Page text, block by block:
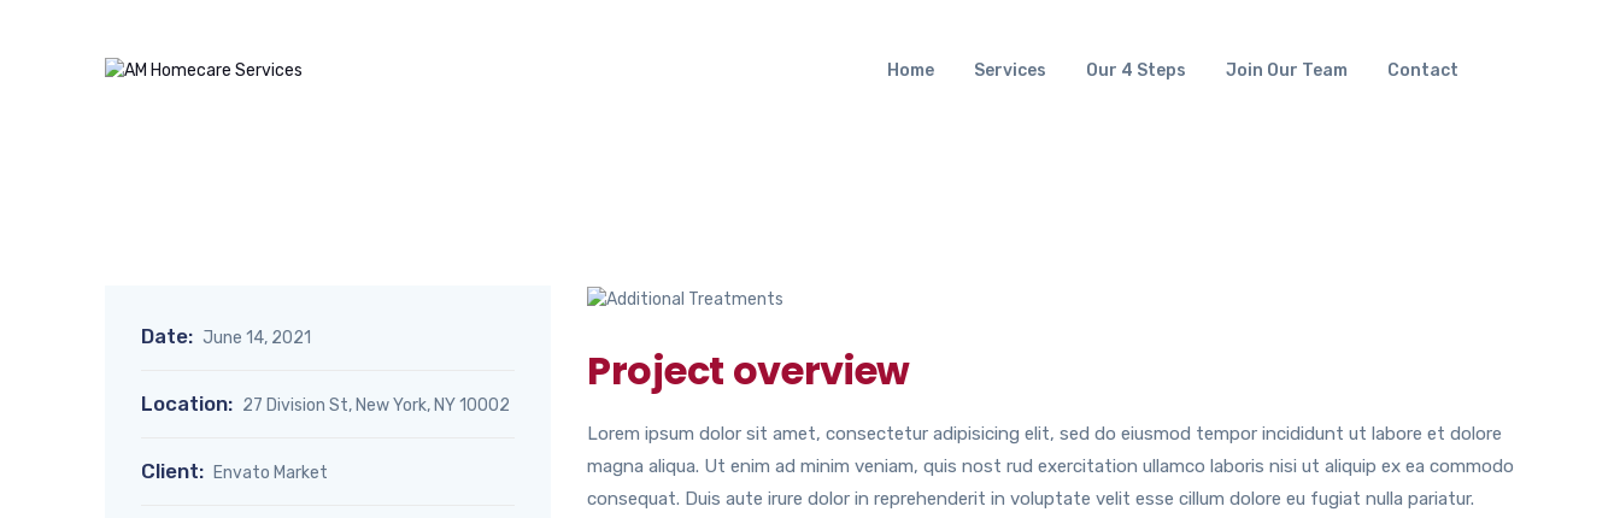
Home Services Our 4 Steps Join Our Team Contact
Date: June 14, 2021
Location: 27 Division St, New York, NY 10002
Client: Envato Market
Project overview
Lorem ipsum dolor sit amet, consectetur adipisicing elit, sed do eiusmod tempor incididunt ut labore et dolore
magna aliqua. Ut enim ad minim veniam, quis nost rud exercitation ullamco laboris nisi ut aliquip ex ea commodo
consequat. Duis aute irure dolor in reprehenderit in voluptate velit esse cillum dolore eu fugiat nulla pariatur.